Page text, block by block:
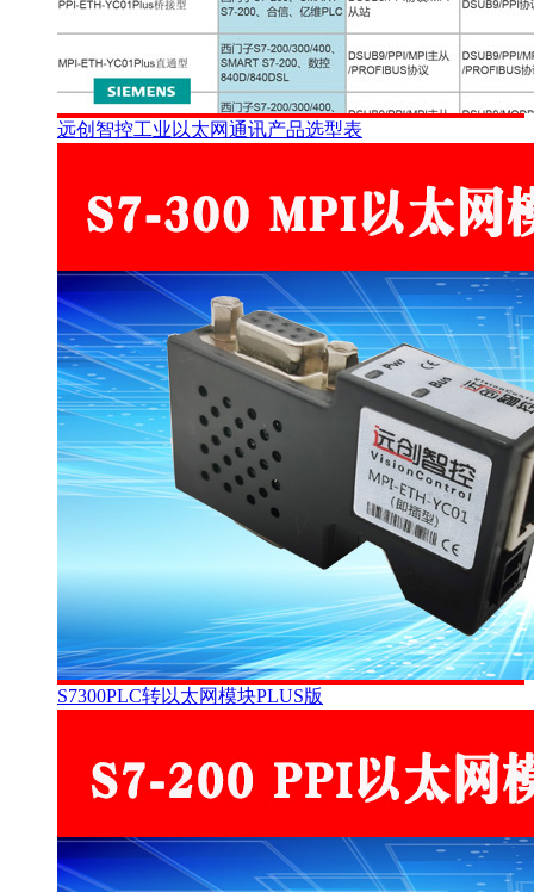
远创智控工业以太网通讯产品选型表
S7300PLC转以太网模块PLUS版